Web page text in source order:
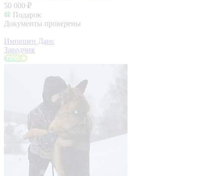
50 000 ₽
Подарок
Документы проверены
Импешен Данс
Заводчик